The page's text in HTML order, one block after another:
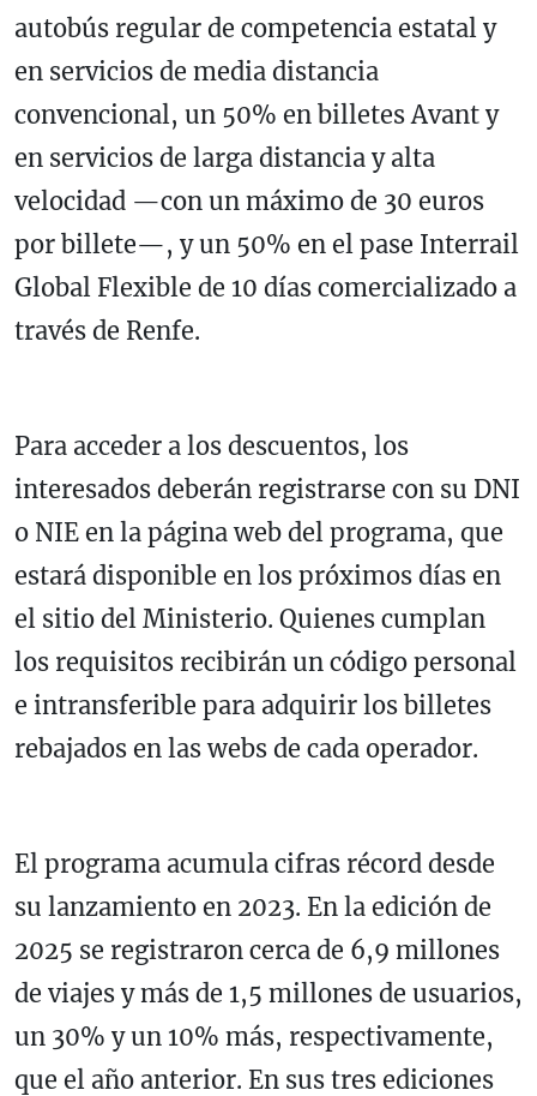
autobús regular de competencia estatal y
en servicios de media distancia
convencional, un 50% en billetes Avant y
en servicios de larga distancia y alta
velocidad —con un máximo de 30 euros
por billete—, y un 50% en el pase Interrail
Global Flexible de 10 días comercializado a
través de Renfe.
Para acceder a los descuentos, los
interesados deberán registrarse con su DNI
o NIE en la página web del programa, que
estará disponible en los próximos días en
el sitio del Ministerio. Quienes cumplan
los requisitos recibirán un código personal
e intransferible para adquirir los billetes
rebajados en las webs de cada operador.
El programa acumula cifras récord desde
su lanzamiento en 2023. En la edición de
2025 se registraron cerca de 6,9 millones
de viajes y más de 1,5 millones de usuarios,
un 30% y un 10% más, respectivamente,
que el año anterior. En sus tres ediciones